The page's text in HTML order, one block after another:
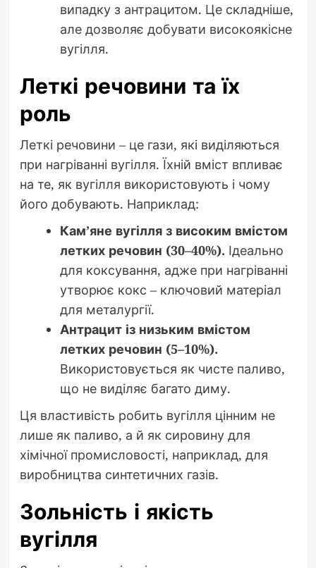
випадку з антрацитом. Це складніше,
але дозволяє добувати високоякісне
вугілля.
Леткі речовини та їх
роль
Леткі речовини – це гази, які виділяються
при нагріванні вугілля. Їхній вміст впливає
на те, як вугілля використовують і чому
його добувають. Наприклад:
Кам’яне вугілля з високим вмістом
летких речовин (30–40%). Ідеально
для коксування, адже при нагріванні
утворює кокс – ключовий матеріал
для металургії.
Антрацит із низьким вмістом
летких речовин (5–10%).
Використовується як чисте паливо,
що не виділяє багато диму.
Ця властивість робить вугілля цінним не
лише як паливо, а й як сировину для
хімічної промисловості, наприклад, для
виробництва синтетичних газів.
Зольність і якість
вугілля